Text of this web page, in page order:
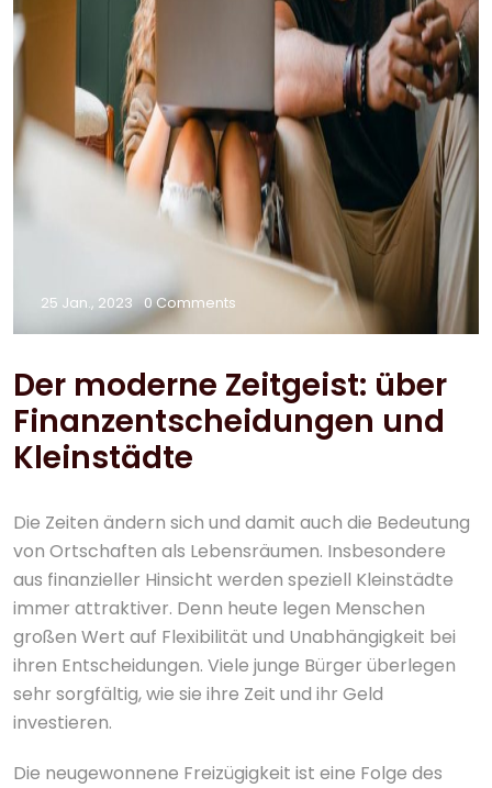
25 Jan., 2023 0 Comments
Der moderne Zeitgeist: über
Finanzentscheidungen und
Kleinstädte
Die Zeiten ändern sich und damit auch die Bedeutung
von Ortschaften als Lebensräumen. Insbesondere
aus finanzieller Hinsicht werden speziell Kleinstädte
immer attraktiver. Denn heute legen Menschen
großen Wert auf Flexibilität und Unabhängigkeit bei
ihren Entscheidungen. Viele junge Bürger überlegen
sehr sorgfältig, wie sie ihre Zeit und ihr Geld
investieren.
Die neugewonnene Freizügigkeit ist eine Folge des